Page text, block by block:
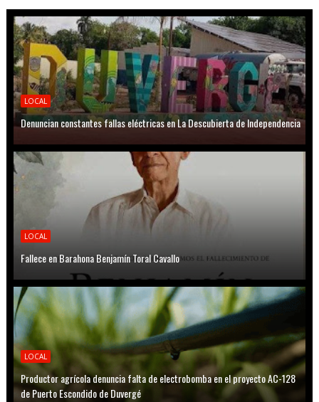
LOCAL
Denuncian constantes fallas eléctricas en La Descubierta de Independencia
LOCAL
Fallece en Barahona Benjamín Toral Cavallo
LOCAL
Productor agrícola denuncia falta de electrobomba en el proyecto AC-128
de Puerto Escondido de Duvergé